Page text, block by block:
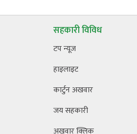
सहकारी विविध
टप न्यूज
हाइलाइट
कार्टुन अखवार
जय सहकारी
अखवार क्लिक